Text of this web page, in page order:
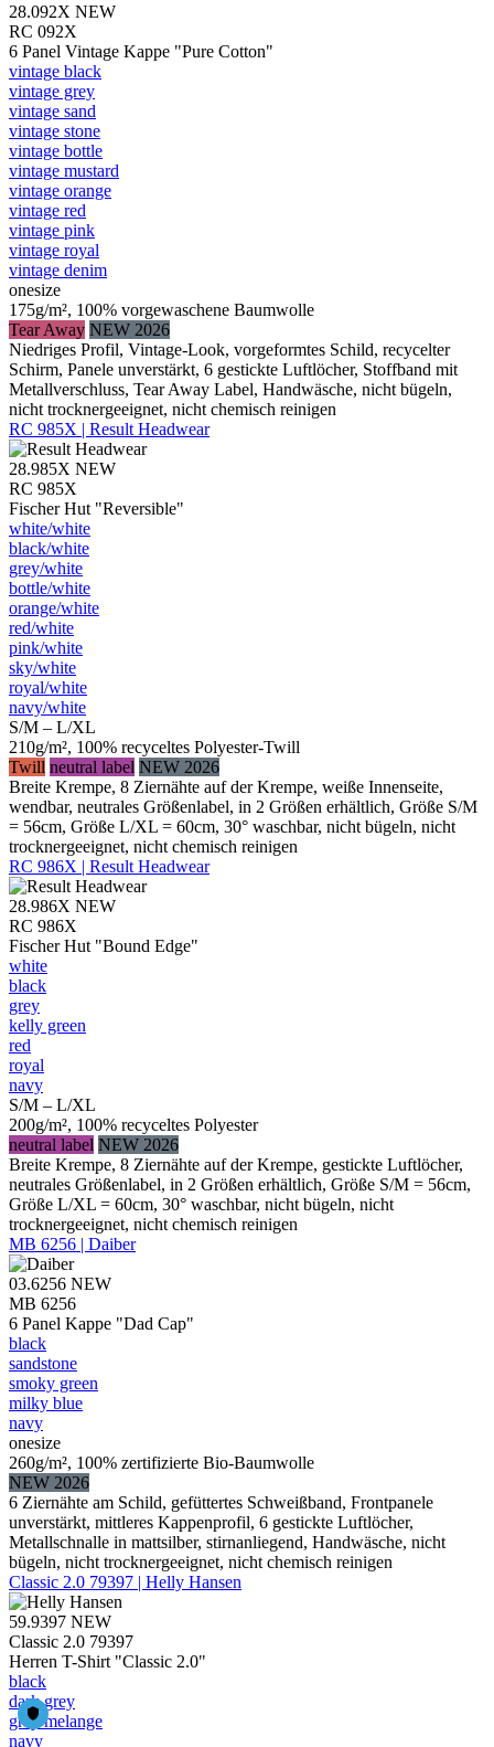
28.092X NEW
RC 092X
6 Panel Vintage Kappe "Pure Cotton"
vintage black
vintage grey
vintage sand
vintage stone
vintage bottle
vintage mustard
vintage orange
vintage red
vintage pink
vintage royal
vintage denim
onesize
175g/m², 100% vorgewaschene Baumwolle
Tear Away NEW 2026
Niedriges Profil, Vintage-Look, vorgeformtes Schild, recycelter
Schirm, Panele unverstärkt, 6 gestickte Luftlöcher, Stoffband mit
Metallverschluss, Tear Away Label, Handwäsche, nicht bügeln,
nicht trocknergeeignet, nicht chemisch reinigen
RC 985X | Result Headwear
28.985X NEW
RC 985X
Fischer Hut "Reversible"
white/​white
black/​white
grey/​white
bottle/​white
orange/​white
red/​white
pink/​white
sky/​white
royal/​white
navy/​white
S/M – L/XL
210g/m², 100% recyceltes Polyester-Twill
Twill neutral label NEW 2026
Breite Krempe, 8 Ziernähte auf der Krempe, weiße Innenseite,
wendbar, neutrales Größenlabel, in 2 Größen erhältlich, Größe S/M
= 56cm, Größe L/XL = 60cm, 30° waschbar, nicht bügeln, nicht
trocknergeeignet, nicht chemisch reinigen
RC 986X | Result Headwear
28.986X NEW
RC 986X
Fischer Hut "Bound Edge"
white
black
grey
kelly green
red
royal
navy
S/M – L/XL
200g/m², 100% recyceltes Polyester
neutral label NEW 2026
Breite Krempe, 8 Ziernähte auf der Krempe, gestickte Luftlöcher,
neutrales Größenlabel, in 2 Größen erhältlich, Größe S/M = 56cm,
Größe L/XL = 60cm, 30° waschbar, nicht bügeln, nicht
trocknergeeignet, nicht chemisch reinigen
MB 6256 | Daiber
03.6256 NEW
MB 6256
6 Panel Kappe "Dad Cap"
black
sandstone
smoky green
milky blue
navy
onesize
260g/m², 100% zertifizierte Bio-Baumwolle
NEW 2026
6 Ziernähte am Schild, gefüttertes Schweißband, Frontpanele
unverstärkt, mittleres Kappenprofil, 6 gestickte Luftlöcher,
Metallschnalle in mattsilber, stirnanliegend, Handwäsche, nicht
bügeln, nicht trocknergeeignet, nicht chemisch reinigen
Classic 2.0 79397 | Helly Hansen
59.9397 NEW
Classic 2.0 79397
Herren T-Shirt "Classic 2.0"
black
dark grey
grey melange
navy